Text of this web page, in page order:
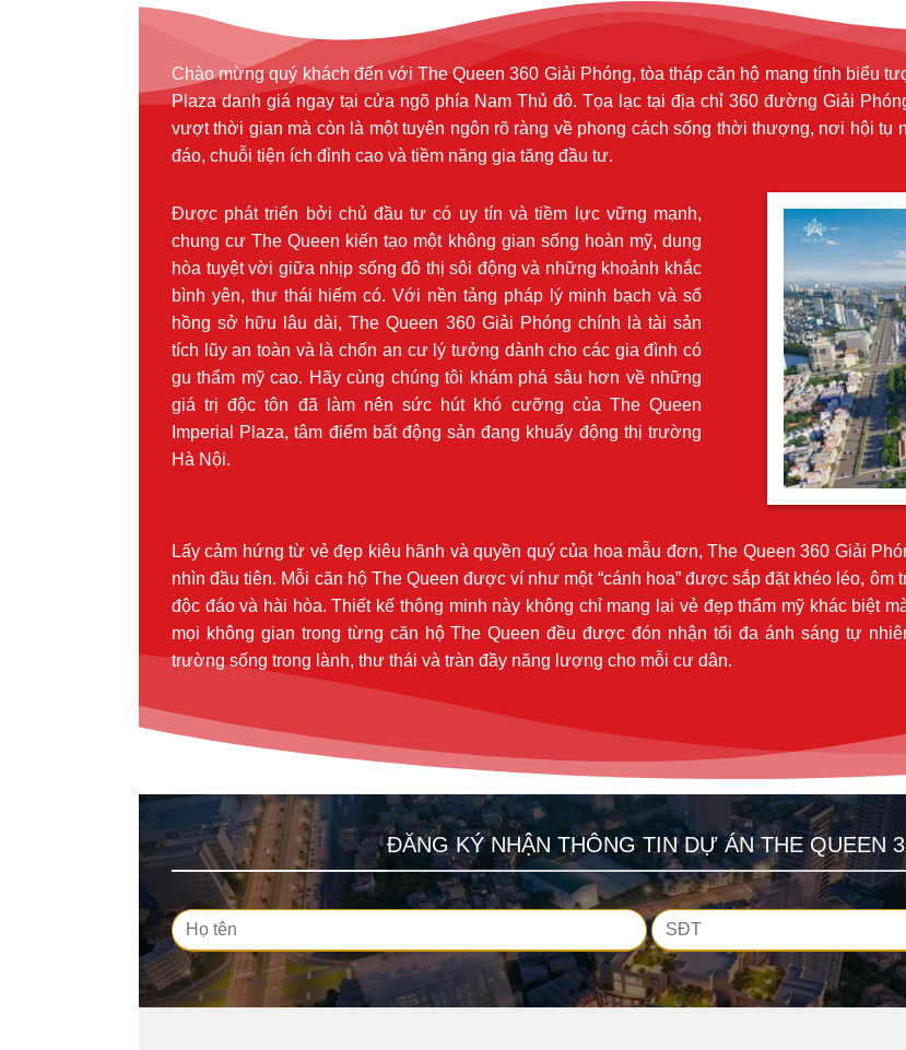
Chào mừng quý khách đến với The Queen 360 Giải Phóng, tòa tháp căn hộ mang tính biểu
Plaza danh giá ngay tại cửa ngõ phía Nam Thủ đô. Tọa lạc tại địa chỉ 360 đường Giải
vượt thời gian mà còn là một tuyên ngôn rõ ràng về phong cách sống thời thượng, nơi hội tụ
đáo, chuỗi tiện ích đỉnh cao và tiềm năng gia tăng đầu tư.
Được phát triển bởi chủ đầu tư có uy tín và tiềm lực vững mạnh,
chung cư The Queen kiến tạo một không gian sống hoàn mỹ, dung
hòa tuyệt vời giữa nhịp sống đô thị sôi động và những khoảnh khắc
bình yên, thư thái hiếm có. Với nền tảng pháp lý minh bạch và sổ
hồng sở hữu lâu dài, The Queen 360 Giải Phóng chính là tài sản
tích lũy an toàn và là chốn an cư lý tưởng dành cho các gia đình có
gu thẩm mỹ cao. Hãy cùng chúng tôi khám phá sâu hơn về những
giá trị độc tôn đã làm nên sức hút khó cưỡng của The Queen
Imperial Plaza, tâm điểm bất động sản đang khuấy động thị trường
Hà Nội.
Lấy cảm hứng từ vẻ đẹp kiêu hãnh và quyền quý của hoa mẫu đơn, The Queen 360 Giải
nhìn đầu tiên. Mỗi căn hộ The Queen được ví như một “cánh hoa” được sắp đặt khéo léo, ôm
độc đáo và hài hòa. Thiết kế thông minh này không chỉ mang lại vẻ đẹp thẩm mỹ khác biệt
mọi không gian trong từng căn hộ The Queen đều được đón nhận tối đa ánh sáng tự
trường sống trong lành, thư thái và tràn đầy năng lượng cho mỗi cư dân.
ĐĂNG KÝ NHẬN THÔNG TIN DỰ ÁN THE QUEEN